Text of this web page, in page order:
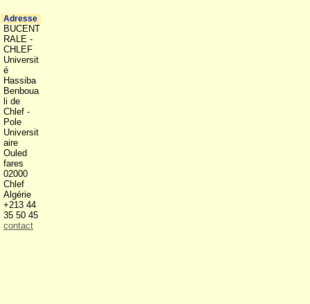
Adresse
BUCENT
RALE -
CHLEF
Universit
é
Hassiba
Benboua
li de
Chlef -
Pole
Universit
aire
Ouled
fares
02000
Chlef
Algérie
+213 44
35 50 45
contact